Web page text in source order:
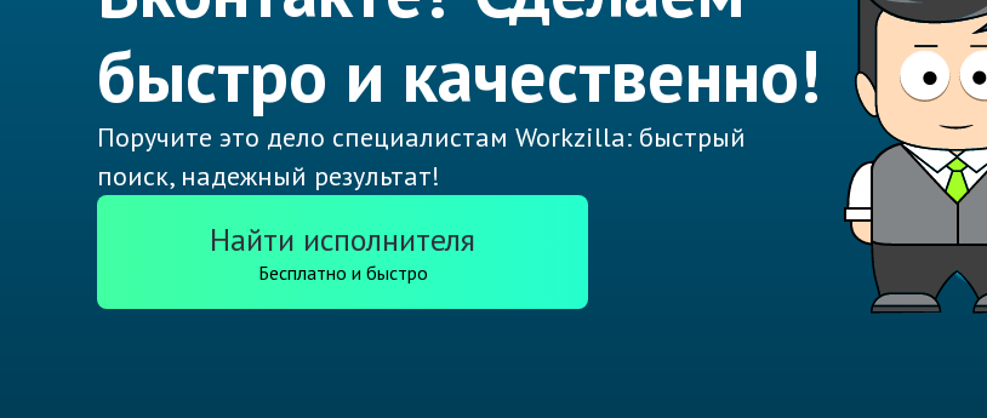
быстро и качественно!
Поручите это дело специалистам Workzilla: быстрый
поиск, надежный результат!
Найти исполнителя
Бесплатно и быстро